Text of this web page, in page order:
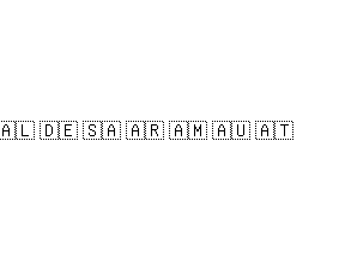
🇩🇪 🇸🇦 🇦🇷 🇦🇲 🇦🇺 🇦🇹